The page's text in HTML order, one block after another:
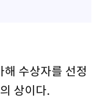
수상자를 선정
상이다.